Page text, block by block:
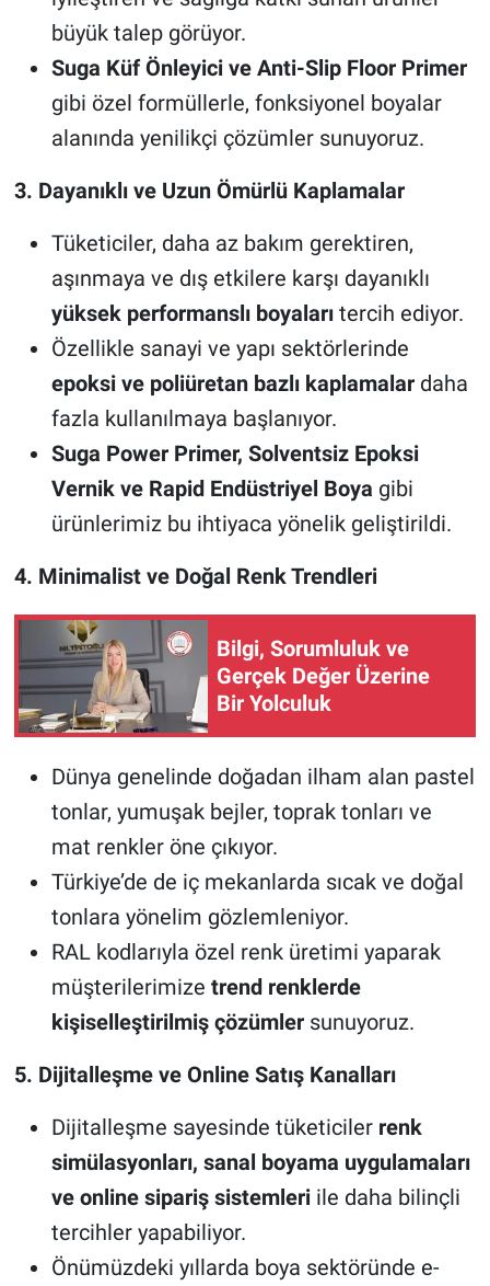
büyük talep görüyor.
Suga Küf Önleyici ve Anti-Slip Floor Primer
gibi özel formüllerle, fonksiyonel boyalar
alanında yenilikçi çözümler sunuyoruz.
3. Dayanıklı ve Uzun Ömürlü Kaplamalar
Tüketiciler, daha az bakım gerektiren,
aşınmaya ve dış etkilere karşı dayanıklı
yüksek performanslı boyalarıtercih ediyor.
Özellikle sanayi ve yapı sektörlerinde
epoksi ve poliüretan bazlı kaplamalardaha
fazla kullanılmaya başlanıyor.
Suga Power Primer, Solventsiz Epoksi
Vernik ve Rapid Endüstriyel Boya gibi
ürünlerimiz bu ihtiyaca yönelik geliştirildi.
4. Minimalist ve Doğal Renk Trendleri
Bilgi, Sorumluluk ve
Gerçek Değer Üzerine
Bir Yolculuk
Dünya genelinde doğadan ilham alan pastel
tonlar, yumuşak bejler, toprak tonları ve
mat renkler öne çıkıyor.
Türkiye’de de iç mekanlarda sıcak ve doğal
tonlara yönelim gözlemleniyor.
RAL kodlarıyla özel renk üretimi yaparak
müşterilerimize trend renklerde
kişiselleştirilmiş çözümlersunuyoruz.
5. Dijitalleşme ve Online Satış Kanalları
Dijitalleşme sayesinde tüketiciler renk
simülasyonları, sanal boyama uygulamaları
ve online sipariş sistemleriile daha bilinçli
tercihler yapabiliyor.
Önümüzdeki yıllarda boya sektöründe e-